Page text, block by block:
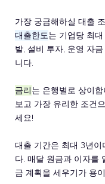
가장 궁금해하실 대출
대출한도는 기업당 최
발, 설비 투자, 운영 자
니다.
금리는 은행별로 상이
보고 가장 유리한 조건
세요!
대출 기간은 최대 3년이
다. 매달 원금과 이자를
금 계획을 세우기가 용